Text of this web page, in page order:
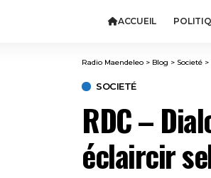
ACCUEIL
Radio Maendeleo > Blog > Societé >
SOCIETÉ
RDC –
éclaircir